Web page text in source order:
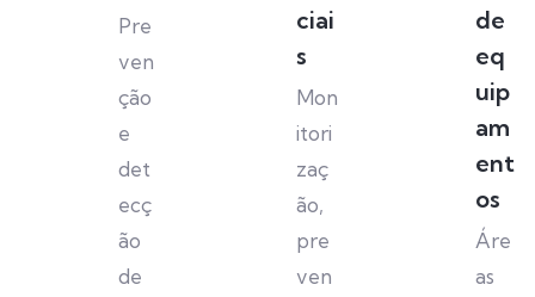
Pre
ven
ção
e
det
ecç
ão
de
ciai
s
Mon
itori
zaç
ão,
pre
ven
de
eq
uip
am
ent
os
Áre
as